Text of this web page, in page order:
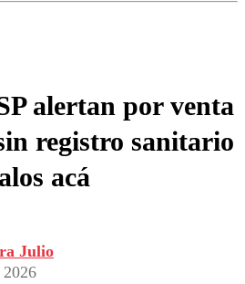
alertan por venta
registro sanitario
acá
Julio